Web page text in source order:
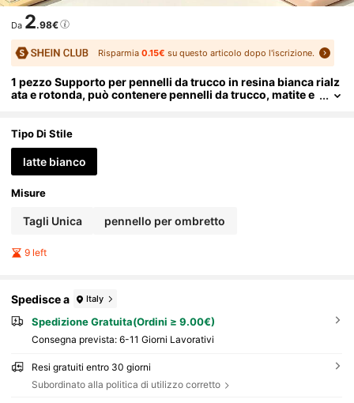
Da 2.98€
Risparmia 0.15€ su questo articolo dopo l'iscrizione.
1 pezzo Supporto per pennelli da trucco in resina bianca rialz
ata e rotonda, può contenere pennelli da trucco, matite e
ideale, adatto anche per l'inverno, decorazione per la casa, de
corazione per matrimoni, scatola per gioielli, decorazione pe
r feste, San Valentino e compleanni
Tipo Di Stile
latte bianco
Misure
Tagli Unica pennello per ombretto
9 left
Spedisce a Italy
Spedizione Gratuita(Ordini ≥ 9.00€)
Consegna prevista: 6-11 Giorni Lavorativi
Resi gratuiti entro 30 giorni
Subordinato alla politica di utilizzo corretto